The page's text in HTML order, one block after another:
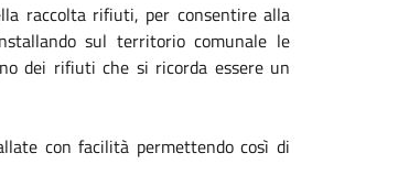
raccolta rifiuti, per consentire alla
sul territorio comunale le
dei rifiuti che si ricorda essere un
con facilità permettendo così di